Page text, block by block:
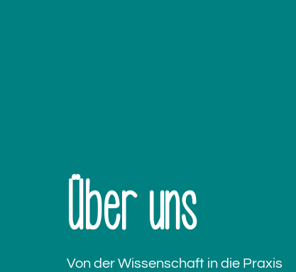
Über uns
Von der Wissenschaft in die Praxis